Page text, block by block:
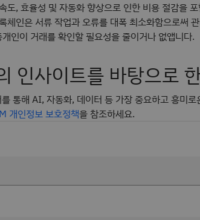
도, 효율성 및 자동화 향상으로 인한 비용 절감을
체인은 서류 작업과 오류를 대폭 최소화함으로써
인이 거래를 확인할 필요성을 줄이거나 없앱니다.
인사이트를 바탕으로
통해 AI, 자동화, 데이터 등 가장 중요하고 흥미
개인정보 보호정책을 참조하세요.